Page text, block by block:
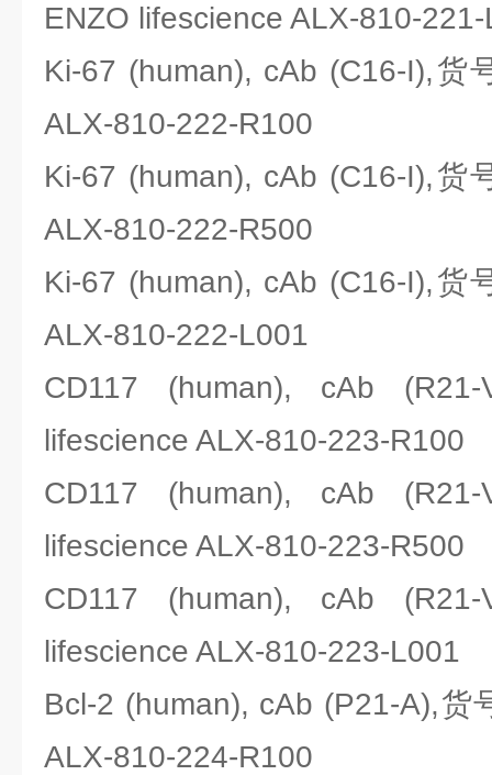
ENZO lifescience ALX-810-
Ki-67 (human), cAb (C16-I),货
ALX-810-222-R100
Ki-67 (human), cAb (C16-I),货
ALX-810-222-R500
Ki-67 (human), cAb (C16-I),货
ALX-810-222-L001
CD117 (human), cAb
lifescience ALX-810-223-R100
CD117 (human), cAb
lifescience ALX-810-223-R500
CD117 (human), cAb
lifescience ALX-810-223-L001
Bcl-2 (human), cAb (P21-A),货
ALX-810-224-R100